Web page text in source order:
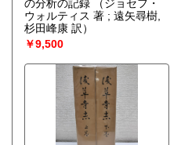
の分析の記録
（ジョセフ・
ウォルティス 著 ; 遠矢尋樹,
杉田峰康 訳）
￥9,500